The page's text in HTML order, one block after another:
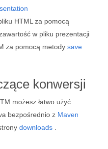
HTML za pomocą
w pliku prezentacji
za pomocą metody save
konwersji
możesz łatwo użyć
bezpośrednio z Maven
downloads